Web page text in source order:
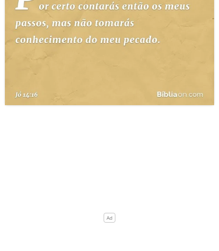
ESBOÇOS DE PREGAÇÃO
PERGUNTE À BÍBLIA
QUEM SOMOS